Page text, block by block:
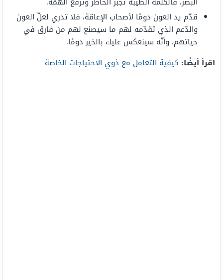
قدّم يد العون دومًا لأصحاب الإعاقة، فلا تدري لعلّ العون
والدّعم الذي تقدّمه لهم ما سيصنع لهم من فارق في
حياتهم، وأنّه سينعكس عليك بالخير دومًا.
اقرأ أيضًا: كيفية التعامل مع ذوي الاحتياجات الخاصة